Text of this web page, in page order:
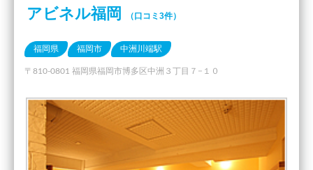
アビネル福岡 （口コミ3件）
福岡県 福岡市 中洲川端駅
〒810-0801 福岡県福岡市博多区中洲３丁目７−１０